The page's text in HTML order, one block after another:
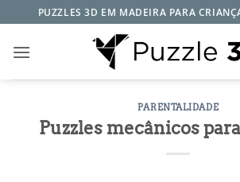
to
content
PUZZLES 3D EM MADEIRA PARA
PARENTALIDADE
Puzzles mecânicos